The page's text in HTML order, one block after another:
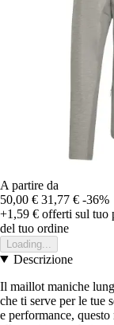
A partire da
50,00 € 31,77 € -36%
+1,59 € offerti sul tuo
del tuo ordine
Loading...
Descrizione
Il maillot maniche
che ti serve per le tue
e performance,